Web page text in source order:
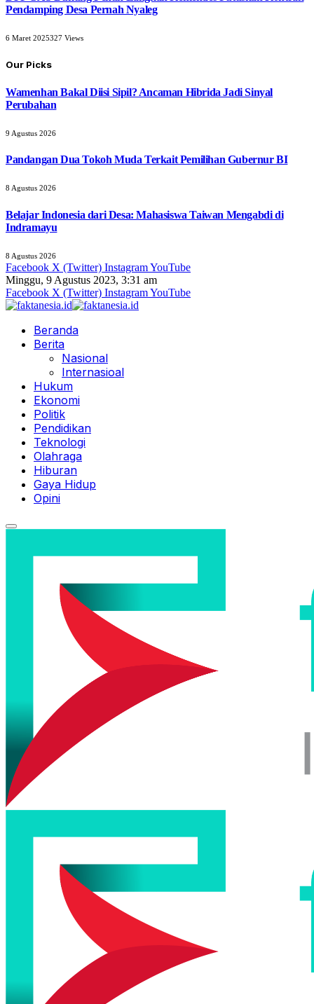
Pendamping Desa Pernah Nyaleg
6 Maret 2025327 Views
Our Picks
Wamenhan Bakal Diisi Sipil? Ancaman Hibrida Jadi Sinyal
Perubahan
9 Agustus 2026
Pandangan Dua Tokoh Muda Terkait Pemilihan Gubernur BI
8 Agustus 2026
Belajar Indonesia dari Desa: Mahasiswa Taiwan Mengabdi di
Indramayu
8 Agustus 2026
Facebook X (Twitter) InstagramYouTube
Minggu, 9 Agustus 2023, 3:31 am
Facebook X (Twitter) InstagramYouTube
Beranda
Berita
Nasional
Internasioal
Hukum
Ekonomi
Politik
Pendidikan
Teknologi
Olahraga
Hiburan
Gaya Hidup
Opini